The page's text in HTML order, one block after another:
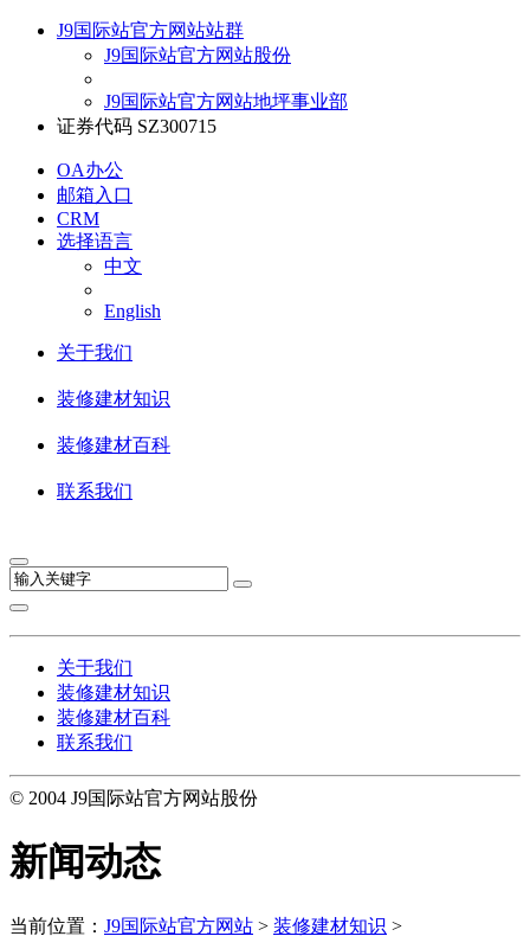
J9国际站官方网站站群
J9国际站官方网站股份
J9国际站官方网站地坪事业部
证券代码 SZ300715
OA办公
邮箱入口
CRM
选择语言
中文
English
关于我们
装修建材知识
装修建材百科
联系我们
关于我们
装修建材知识
装修建材百科
联系我们
© 2004 J9国际站官方网站股份
新闻动态
当前位置： J9国际站官方网站 > 装修建材知识 >